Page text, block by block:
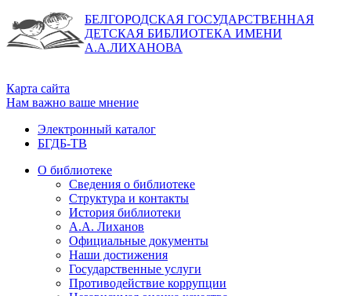
БЕЛГОРОДСКАЯ ГОСУДАРСТВЕННАЯ
ДЕТСКАЯ БИБЛИОТЕКА ИМЕНИ
А.А.ЛИХАНОВА
Карта сайта
Нам важно ваше мнение
Электронный каталог
БГДБ-ТВ
О библиотеке
Сведения о библиотеке
Структура и контакты
История библиотеки
А.А. Лиханов
Официальные документы
Наши достижения
Государственные услуги
Противодействие коррупции